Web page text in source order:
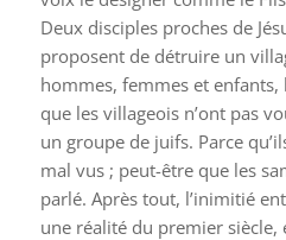
Deux disciples proches de
proposent de détruire un
hommes, femmes et
que les villageois n’ont pas
un groupe de juifs. Parce
mal vus ; peut-être que les
parlé. Après tout, l’inimitié
une réalité du premier siècle,